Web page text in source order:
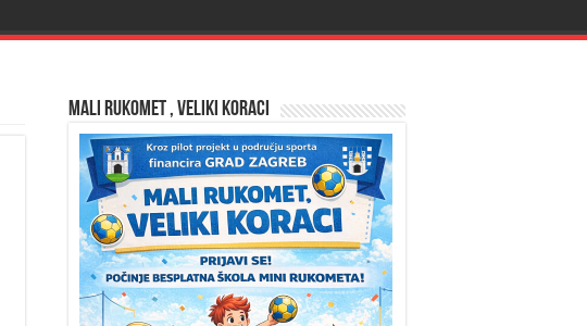
MALI RUKOMET , VELIKI KORACI